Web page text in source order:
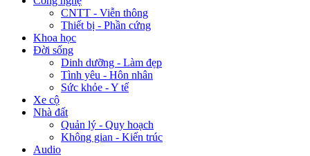
CNTT - Viễn thông
Thiết bị - Phần cứng
Khoa học
Đời sống
Dinh dưỡng - Làm đẹp
Tình yêu - Hôn nhân
Sức khỏe - Y tế
Xe cộ
Nhà đất
Quản lý - Quy hoạch
Không gian - Kiến trúc
Audio